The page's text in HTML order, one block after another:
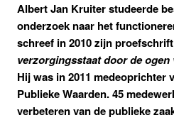
Albert Jan Kruiter studeerde
onderzoek naar het
schreef in 2010 zijn
verzorgingsstaat door de
Hij was in 2011 medeoprichter
Publieke Waarden. 45
verbeteren van de publieke